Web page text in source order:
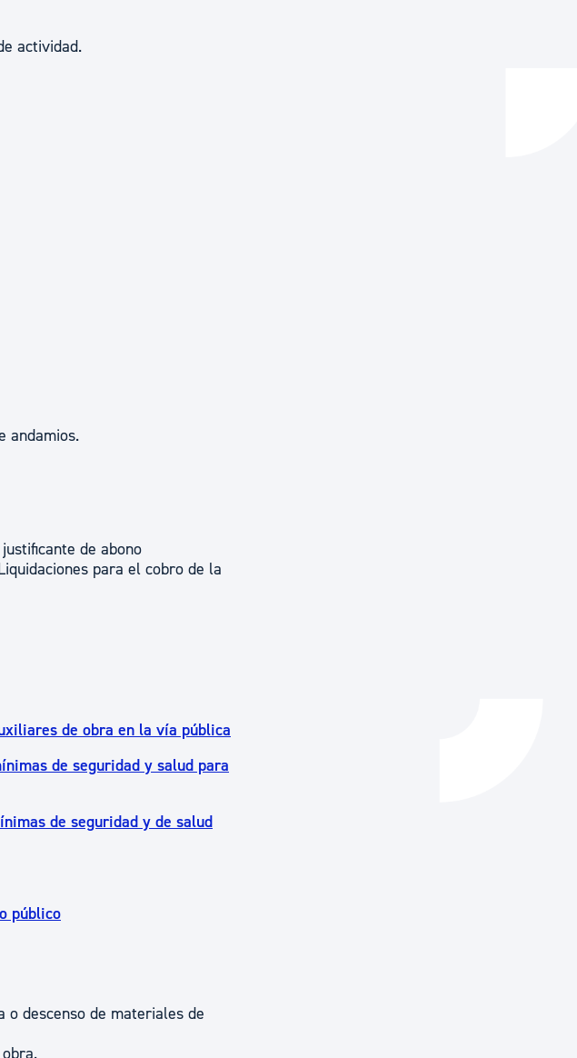
actividad.
andamios.
de abono
para el cobro de la
de obra en la vía pública
de seguridad y salud para
de seguridad y de salud
público
descenso de materiales de